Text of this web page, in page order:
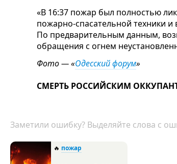
«В 16:37 пожар был полностью
пожарно-спасательной техники и
По предварительным данным,
обращения с огнем
Фото — «Одесский форум»
СМЕРТЬ РОССИЙСКИМ
Заметили ошибку? Выделяйте слова с
🔥 пожар